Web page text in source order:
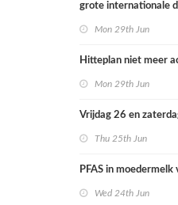
grote internationale
Mon 29th Jun
Hitteplan niet meer
Mon 29th Jun
Vrijdag 26 en
Thu 25th Jun
PFAS in
Wed 24th Jun